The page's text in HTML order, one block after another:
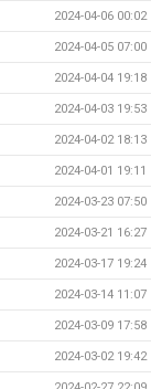
2024-04-06 00:02
2024-04-05 07:00
2024-04-04 19:18
2024-04-03 19:53
2024-04-02 18:13
2024-04-01 19:11
2024-03-23 07:50
2024-03-21 16:27
2024-03-17 19:24
2024-03-14 11:07
2024-03-09 17:58
2024-03-02 19:42